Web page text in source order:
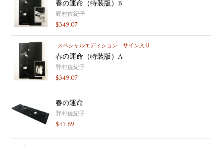
春の運命（特装版）B
野村佐紀子
$349.07
スペシャルエディション サイン入り
春の運命（特装版）A
野村佐紀子
$349.07
春の運命
野村佐紀子
$41.89